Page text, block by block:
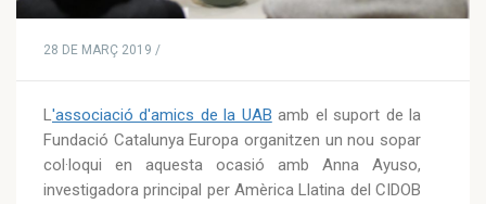
28 DE MARÇ 2019 /
L'associació d'amics de la UAB amb el suport de la
Fundació Catalunya Europa organitzen un nou sopar
col·loqui en aquesta ocasió amb Anna Ayuso,
investigadora principal per Amèrica Llatina del CIDOB